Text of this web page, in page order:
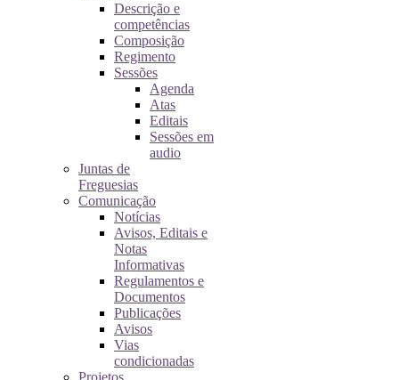
Descrição e
competências
Composição
Regimento
Sessões
Agenda
Atas
Editais
Sessões em
audio
Juntas de
Freguesias
Comunicação
Notícias
Avisos, Editais e
Notas
Informativas
Regulamentos e
Documentos
Publicações
Avisos
Vias
condicionadas
Projetos